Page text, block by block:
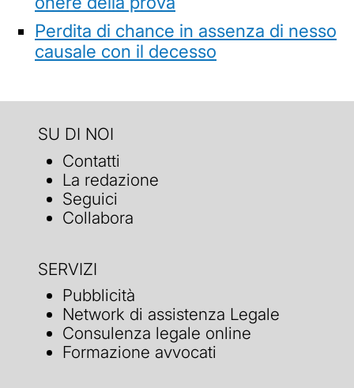
Perdita di chance in assenza di nesso
causale con il decesso
SU DI NOI
Contatti
La redazione
Seguici
Collabora
SERVIZI
Pubblicità
Network di assistenza Legale
Consulenza legale online
Formazione avvocati